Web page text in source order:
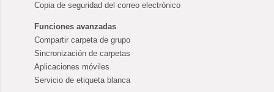
Copia de seguridad del correo electrónico
Funciones avanzadas
Compartir carpeta de grupo
Sincronización de carpetas
Aplicaciones móviles
Servicio de etiqueta blanca